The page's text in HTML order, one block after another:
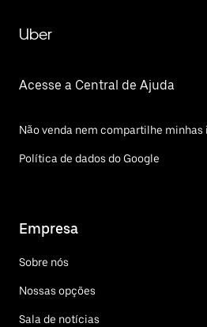
Uber
Acesse a Central de Ajuda
Não venda nem compartilhe
Política de dados do Google
Empresa
Sobre nós
Nossas opções
Sala de notícias